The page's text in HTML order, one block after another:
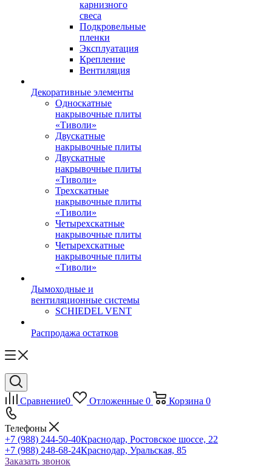
карнизного
свеса
Подкровельные
пленки
Эксплуатация
Крепление
Вентиляция
Декоративные элементы
Односкатные
накрывочные плиты
«Тиволи»
Двускатные
накрывочные плиты
Двускатные
накрывочные плиты
«Тиволи»
Трехскатные
накрывочные плиты
«Тиволи»
Четырехскатные
накрывочные плиты
Четырехскатные
накрывочные плиты
«Тиволи»
Дымоходные и
вентиляционные системы
SCHIEDEL VENT
Распродажа остатков
Сравнение0 Отложенные 0 Корзина 0
Телефоны
+7 (988) 244-50-40Краснодар, Ростовское шоссе, 22
+7 (988) 248-68-24Краснодар, Уральская, 85
Заказать звонок